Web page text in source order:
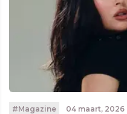
#Magazine 04 maart, 2026